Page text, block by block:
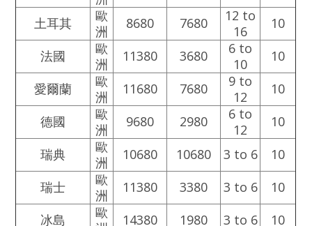
土耳其
歐
洲
8680 7680
12 to
16
10
法國
歐
洲
11380 3680
6 to
10
10
愛爾蘭
歐
洲
11680 7680
9 to
12
10
德國
歐
洲
9680 2980
6 to
12
10
瑞典
歐
洲
10680 10680 3 to 6
10
瑞士
歐
洲
11380 3380 3 to 6
10
冰島
歐
14380 1980 3 to 6
10